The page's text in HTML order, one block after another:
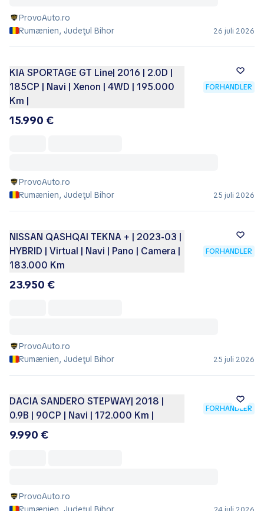
ProvoAuto.ro
Rumænien, Judeţul Bihor
26 juli 2026
KIA SPORTAGE GT Line| 2016 | 2.0D |
185CP | Navi | Xenon | 4WD | 195.000
Km |
FORHANDLER
15.990 €
ProvoAuto.ro
Rumænien, Judeţul Bihor
25 juli 2026
NISSAN QASHQAI TEKNA + | 2023-03 |
HYBRID | Virtual | Navi | Pano | Camera |
183.000 Km
FORHANDLER
23.950 €
ProvoAuto.ro
Rumænien, Judeţul Bihor
25 juli 2026
DACIA SANDERO STEPWAY| 2018 |
0.9B | 90CP | Navi | 172.000 Km |
FORHANDLER
9.990 €
ProvoAuto.ro